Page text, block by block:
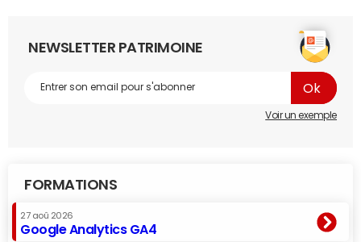
NEWSLETTER PATRIMOINE
Voir un exemple
FORMATIONS
27 aoû 2026
Google Analytics GA4